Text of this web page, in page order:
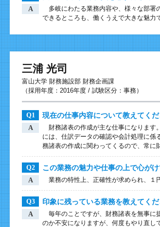
A
多岐にわたる業務内容や、様々な部署
できるところも、働くうえで大きな魅力
三浦 光司
富山大学 財務施設部 財務企画課
（採用年度：2016年度 / 試験区分：事務）
Q1 現在の仕事内容について教えてくだ
A
財務諸表の作成が主な仕事になります
には、仕訳データの確認や会計処理に
務諸表の作成に関わってくるので、常に
Q2 この業務の魅力や仕事の上で心が
A 業務の特性上、正確性が求められ、１
Q3 印象に残っている業務を教えてくだ
A
毎年のことですが、財務諸表を無事に
のか不安になりますが、何度もやり直し